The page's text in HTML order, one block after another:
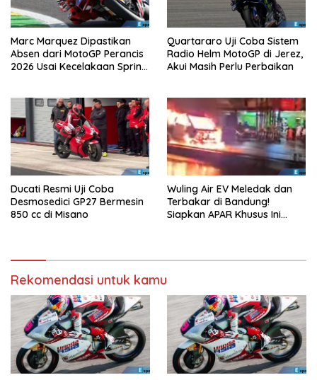
Marc Marquez Dipastikan
Absen dari MotoGP Perancis
2026 Usai Kecelakaan Sprint
Quartararo Uji Coba Sistem
Radio Helm MotoGP di Jerez,
Akui Masih Perlu Perbaikan
Ducati Resmi Uji Coba
Desmosedici GP27 Bermesin
850 cc di Misano
Wuling Air EV Meledak dan
Terbakar di Bandung!
Siapkan APAR Khusus Ini
Rekomendasi untuk kamu